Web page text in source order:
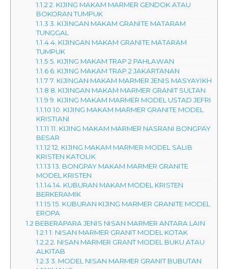
1.1.2 2. KIJING MAKAM MARMER GENDOK ATAU
BOKORAN TUMPUK
1.1.3 3. KIJINGAN MAKAM GRANITE MATARAM
TUNGGAL
1.1.44. KIJINGAN MAKAM GRANITE MATARAM
TUMPUK
1.1.5 5. KIJING MAKAM TRAP 2 PAHLAWAN
1.1.66. KIJING MAKAM TRAP 2 JAKARTANAN
1.1.7 7. KIJINGAN MAKAM MARMER JENIS MASYAYIKH
1.1.8 8. KIJINGAN MAKAM MARMER GRANIT SULTAN
1.1.9 9. KIJING MAKAM MARMER MODEL USTAD JEFRI
1.1.1010. KIJING MAKAM MARMER GRANITE MODEL
KRISTIANI
1.1.11 11. KIJING MAKAM MARMER NASRANI BONGPAY
BESAR
1.1.1212. KIJING MAKAM MARMER MODEL SALIB
KRISTEN KATOLIK
1.1.1313. BONGPAY MAKAM MARMER GRANITE
MODEL KRISTEN
1.1.1414. KUBURAN MAKAM MODEL KRISTEN
BERKERAMIK
1.1.1515. KUBURAN KIJING MARMER GRANITE MODEL
EROPA
1.2 BEBERAPARA JENIS NISAN MARMER ANTARA LAIN
1.2.1 1. NISAN MARMER GRANIT MODEL KOTAK
1.2.2 2. NISAN MARMER GRANT MODEL BUKU ATAU
ALKITAB
1.2.3 3. MODEL NISAN MARMER GRANIT BUBUTAN